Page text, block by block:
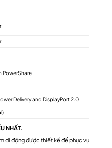
PowerShare
Delivery and DisplayPort 2.0
NHẤT.
di động được thiết kế để phục vụ